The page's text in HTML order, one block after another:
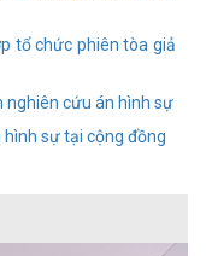
tổ chức phiên tòa giả
nghiên cứu án hình sự
sự tại cộng đồng